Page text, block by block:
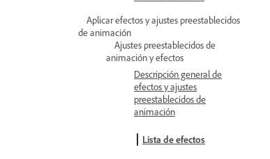
Aplicar efectos y ajustes preestablecidos
de animación
Ajustes preestablecidos de
animación y efectos
Descripción general de
efectos y ajustes
preestablecidos de
animación
Lista de efectos